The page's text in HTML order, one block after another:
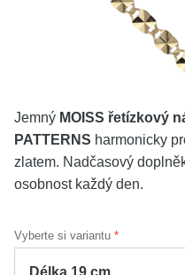
Jemný MOISS řetízkový
PATTERNS harmonicky
zlatem. Nadčasový
osobnost každý den.
Vyberte si variantu